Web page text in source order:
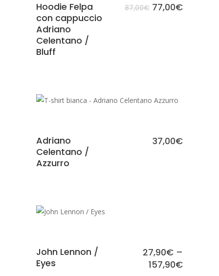
Hoodie Felpa
con cappuccio
Adriano
Celentano /
Bluff
87,00€ 77,00€
SCEGLI
Adriano
Celentano /
Azzurro
37,00€
SCEGLI
John Lennon /
Eyes
27,90€ –
157,90€